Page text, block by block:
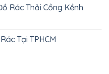
Rác Thải Cồng Kềnh
Tại TPHCM